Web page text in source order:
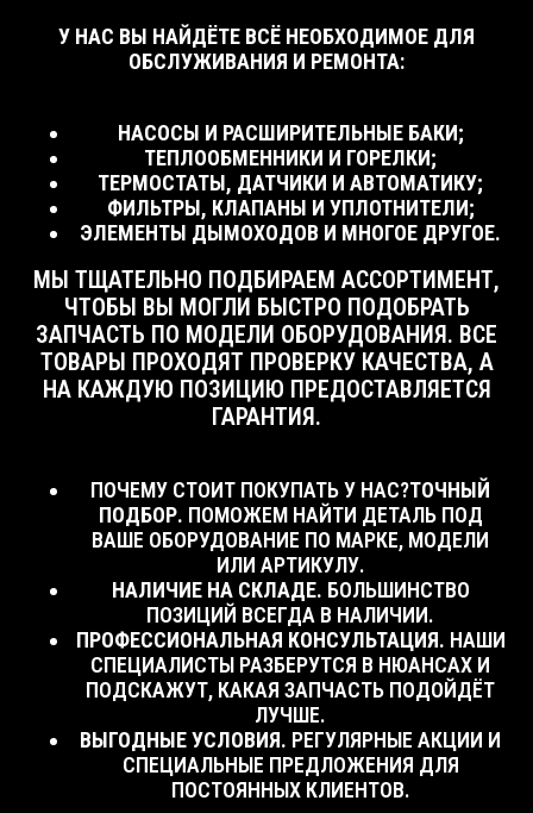
У НАС ВЫ НАЙДЁТЕ ВСЁ НЕОБХОДИМОЕ ДЛЯ
ОБСЛУЖИВАНИЯ И РЕМОНТА:
НАСОСЫ И РАСШИРИТЕЛЬНЫЕ БАКИ;
ТЕПЛООБМЕННИКИ И ГОРЕЛКИ;
ТЕРМОСТАТЫ, ДАТЧИКИ И АВТОМАТИКУ;
ФИЛЬТРЫ, КЛАПАНЫ И УПЛОТНИТЕЛИ;
ЭЛЕМЕНТЫ ДЫМОХОДОВ И МНОГОЕ ДРУГОЕ.
МЫ ТЩАТЕЛЬНО ПОДБИРАЕМ АССОРТИМЕНТ,
ЧТОБЫ ВЫ МОГЛИ БЫСТРО ПОДОБРАТЬ
ЗАПЧАСТЬ ПО МОДЕЛИ ОБОРУДОВАНИЯ. ВСЕ
ТОВАРЫ ПРОХОДЯТ ПРОВЕРКУ КАЧЕСТВА, А
НА КАЖДУЮ ПОЗИЦИЮ ПРЕДОСТАВЛЯЕТСЯ
ГАРАНТИЯ.
ПОЧЕМУ СТОИТ ПОКУПАТЬ У НАС?ТОЧНЫЙ
ПОДБОР. ПОМОЖЕМ НАЙТИ ДЕТАЛЬ ПОД
ВАШЕ ОБОРУДОВАНИЕ ПО МАРКЕ, МОДЕЛИ
ИЛИ АРТИКУЛУ.
НАЛИЧИЕ НА СКЛАДЕ. БОЛЬШИНСТВО
ПОЗИЦИЙ ВСЕГДА В НАЛИЧИИ.
ПРОФЕССИОНАЛЬНАЯ КОНСУЛЬТАЦИЯ. НАШИ
СПЕЦИАЛИСТЫ РАЗБЕРУТСЯ В НЮАНСАХ И
ПОДСКАЖУТ, КАКАЯ ЗАПЧАСТЬ ПОДОЙДЁТ
ЛУЧШЕ.
ВЫГОДНЫЕ УСЛОВИЯ. РЕГУЛЯРНЫЕ АКЦИИ И
СПЕЦИАЛЬНЫЕ ПРЕДЛОЖЕНИЯ ДЛЯ
ПОСТОЯННЫХ КЛИЕНТОВ.